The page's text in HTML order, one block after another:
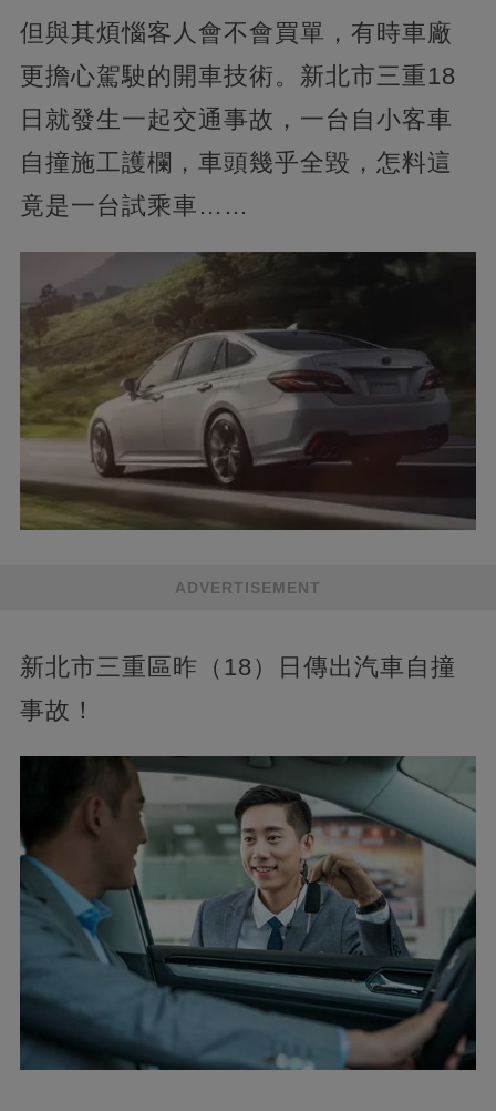
但與其煩惱客人會不會買單，有時車廠
更擔心駕駛的開車技術。新北市三重18
日就發生一起交通事故，一台自小客車
自撞施工護欄，車頭幾乎全毀，怎料這
竟是一台試乘車……
ADVERTISEMENT
新北市三重區昨（18）日傳出汽車自撞
事故！